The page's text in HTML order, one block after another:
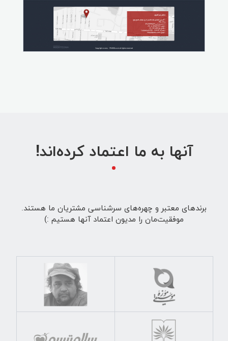
آنها به ما اعتماد کرده‌اند!
برندهای معتبر و چهره‌های سرشناسی مشتریان ما هستند.
موفقیت‌مان را مدیون اعتماد آنها هستیم :)